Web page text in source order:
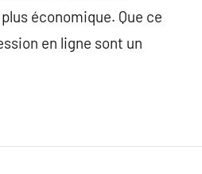
économique. Que ce
en ligne sont un